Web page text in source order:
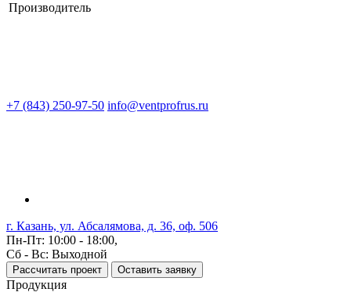
Производитель
+7 (843) 250-97-50 info@ventprofrus.ru
г. Казань, ул. Абсалямова, д. 36, оф. 506
Пн-Пт: 10:00 - 18:00,
Сб - Вс: Выходной
Рассчитать проект Оставить заявку
Продукция